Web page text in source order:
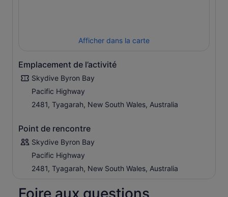
Afficher dans la carte
Emplacement de l’activité
Skydive Byron Bay
Pacific Highway
2481, Tyagarah, New South Wales, Australia
Point de rencontre
Skydive Byron Bay
Pacific Highway
2481, Tyagarah, New South Wales, Australia
Foire aux questions